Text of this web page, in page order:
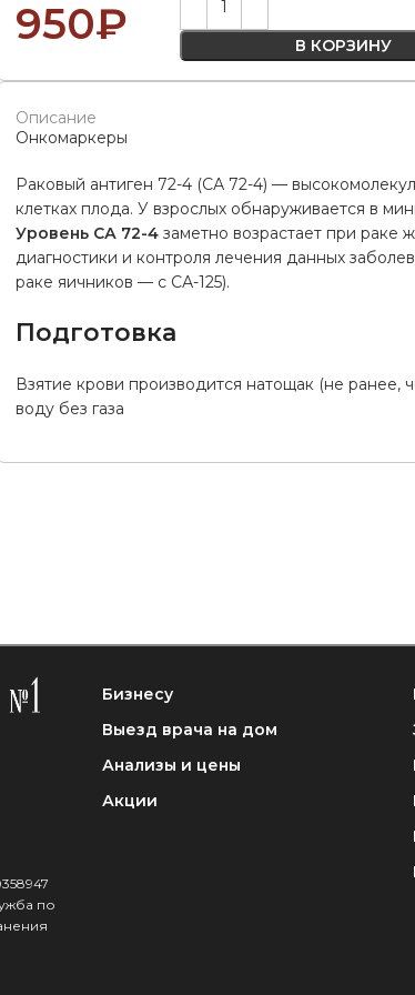
950₽ В КОРЗИНУ
Описание
Онкомаркеры
Раковый антиген 72-4 (СА 72-4) —
клетках плода. У взрослых обнаруживается в
Уровень СА 72-4 заметно возрастает при раке
диагностики и контроля лечения данных
раке яичников — с СА-125).
Подготовка
Взятие крови производится натощак (не
воду без газа
по
Бизнесу
Выезд врача на дом
Анализы и цены
Акции